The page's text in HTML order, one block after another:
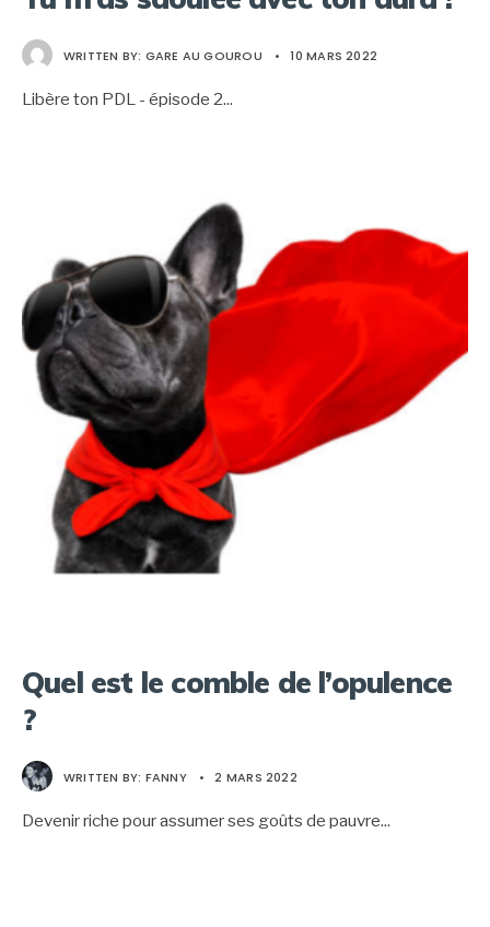
WRITTEN BY: GARE AU GOUROU • 10 MARS 2022
Libère ton PDL - épisode 2...
Quel est le comble de l’opulence
?
WRITTEN BY: FANNY • 2 MARS 2022
Devenir riche pour assumer ses goûts de pauvre...